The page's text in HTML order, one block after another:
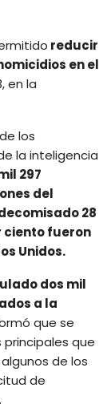
reducir
en el
en la
los
la inteligencia
297
del
28
ciento fueron
Unidos.
dos mil
a la
que se
que
de los
de